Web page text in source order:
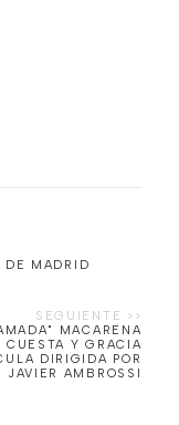
DE MADRID
MACARENA
Y GRACIA
DIRIGIDA POR
JAVIER AMBROSSI